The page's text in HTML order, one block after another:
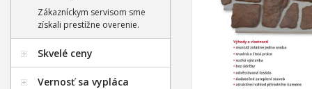
Zákazníckym servisom sme
získali prestížne overenie.
Skvelé ceny
Vernosť sa vypláca